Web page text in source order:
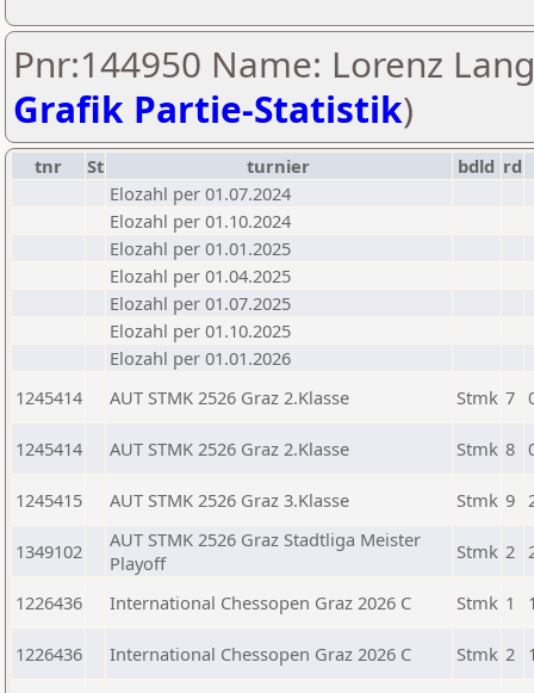
Pnr:144950 Name: Lorenz
Grafik Partie-Statistik)
tnr St turnier bdld rd
Elozahl per 01.07.2024
Elozahl per 01.10.2024
Elozahl per 01.01.2025
Elozahl per 01.04.2025
Elozahl per 01.07.2025
Elozahl per 01.10.2025
Elozahl per 01.01.2026
1245414
AUT STMK 2526 Graz 2.Klasse Stmk 7
1245414 AUT STMK 2526 Graz 2.Klasse Stmk 8
1245415 AUT STMK 2526 Graz 3.Klasse Stmk 9
1349102
AUT STMK 2526 Graz Stadtliga Meister
Playoff
Stmk 2
1226436 International Chessopen Graz 2026 C Stmk 1
1226436 International Chessopen Graz 2026 C Stmk 2